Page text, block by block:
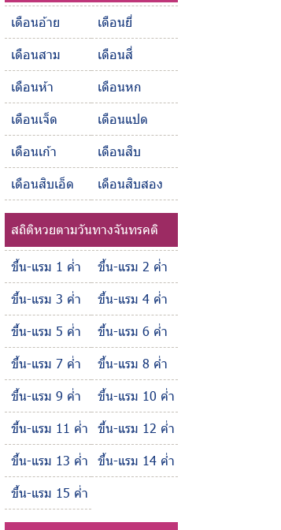
เดือนอ้าย
เดือนยี่
เดือนสาม
เดือนสี่
เดือนห้า
เดือนหก
เดือนเจ็ด
เดือนแปด
เดือนเก้า
เดือนสิบ
เดือนสิบเอ็ด
เดือนสิบสอง
สถิติหวยตามวันทางจันทรคติ
ขึ้น-แรม 1 ค่ำ
ขึ้น-แรม 2 ค่ำ
ขึ้น-แรม 3 ค่ำ
ขึ้น-แรม 4 ค่ำ
ขึ้น-แรม 5 ค่ำ
ขึ้น-แรม 6 ค่ำ
ขึ้น-แรม 7 ค่ำ
ขึ้น-แรม 8 ค่ำ
ขึ้น-แรม 9 ค่ำ
ขึ้น-แรม 10 ค่ำ
ขึ้น-แรม 11 ค่ำ
ขึ้น-แรม 12 ค่ำ
ขึ้น-แรม 13 ค่ำ
ขึ้น-แรม 14 ค่ำ
ขึ้น-แรม 15 ค่ำ